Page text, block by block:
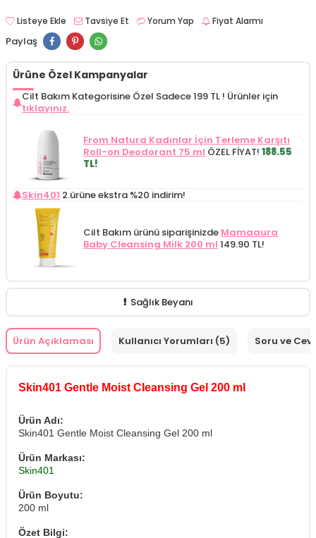
Listeye Ekle Tavsiye Et Yorum Yap Fiyat Alarmı
Paylaş
Ürüne Özel Kampanyalar
Cilt Bakım Kategorisine Özel Sadece 199 TL ! Ürünler için
tıklayınız.
From Natura Kadınlar İçin Terleme Karşıtı
Roll-on Deodorant 75 ml ÖZEL FİYAT! 188.55
TL!
Skin401 2.ürüne ekstra %20 indirim!
Cilt Bakım ürünü siparişinizde Mamaaura
Baby Cleansing Milk 200 ml 149.90 TL!
Sağlık Beyanı
Ürün Açıklaması Kullanıcı Yorumları (5) Soru ve
Skin401 Gentle Moist Cleansing Gel 200 ml
Ürün Adı:
Skin401 Gentle Moist Cleansing Gel 200 ml
Ürün Markası:
Skin401
Ürün Boyutu:
200 ml
Özet Bilgi: